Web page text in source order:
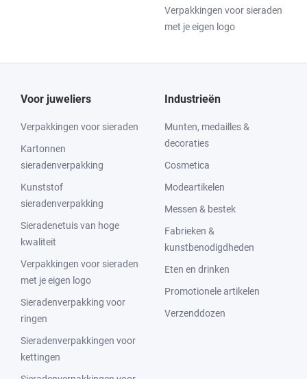
Verpakkingen voor sieraden
met je eigen logo
Voor juweliers
Verpakkingen voor sieraden
Kartonnen
sieradenverpakking
Kunststof
sieradenverpakking
Sieradenetuis van hoge
kwaliteit
Verpakkingen voor sieraden
met je eigen logo
Sieradenverpakking voor
ringen
Sieradenverpakkingen voor
kettingen
Industrieën
Munten, medailles &
decoraties
Cosmetica
Modeartikelen
Messen & bestek
Fabrieken &
kunstbenodigdheden
Eten en drinken
Promotionele artikelen
Verzenddozen